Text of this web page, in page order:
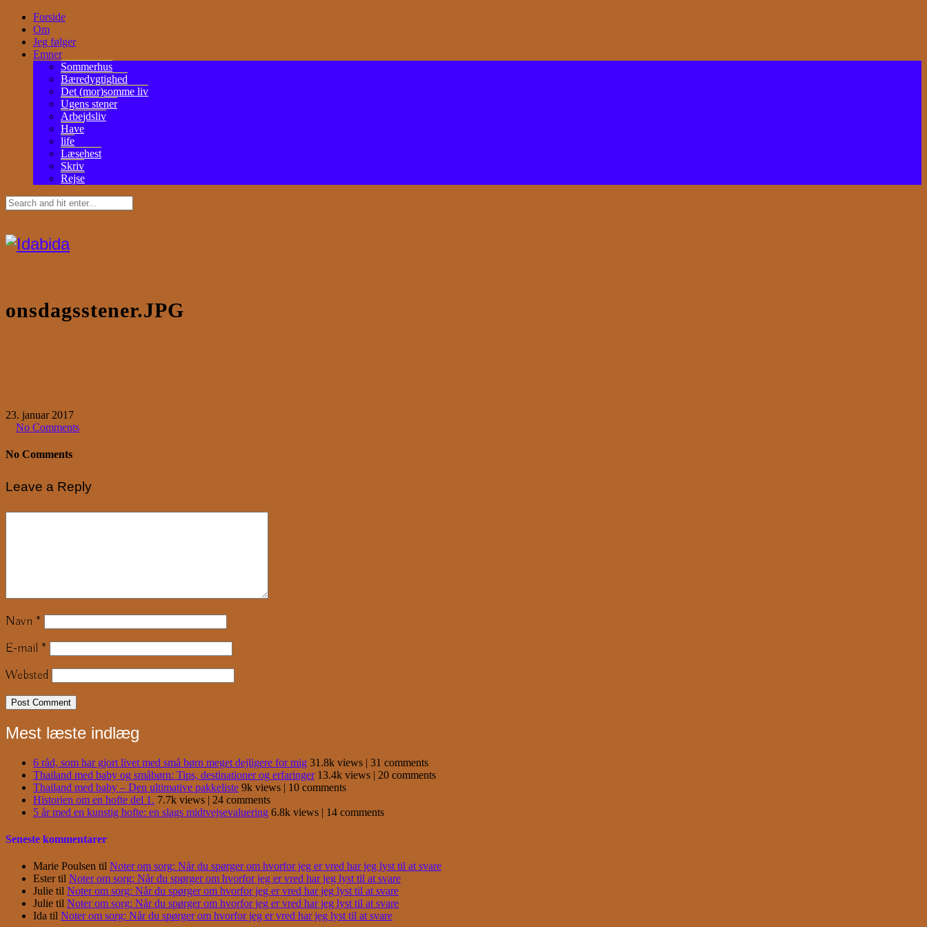
Forside
Om
Jeg følger
Emner
Sommerhus
Bæredygtighed
Det (mor)somme liv
Ugens stener
Arbejdsliv
Have
life
Læsehest
Skriv
Rejse
onsdagsstener.JPG
23. januar 2017
No Comments
No Comments
Leave a Reply
Navn *
E-mail *
Websted
Mest læste indlæg
6 råd, som har gjort livet med små børn meget dejligere for mig 31.8k views | 31 comments
Thailand med baby og småbørn: Tips, destinationer og erfaringer 13.4k views | 20 comments
Thailand med baby – Den ultimative pakkeliste 9k views | 10 comments
Historien om en hofte del 1. 7.7k views | 24 comments
5 år med en kunstig hofte: en slags midtvejsevaluering 6.8k views | 14 comments
Seneste kommentarer
Marie Poulsen til Noter om sorg: Når du spørger om hvorfor jeg er vred har jeg lyst til at svare
Estertil Noter om sorg: Når du spørger om hvorfor jeg er vred har jeg lyst til at svare
Julie til Noter om sorg: Når du spørger om hvorfor jeg er vred har jeg lyst til at svare
Julie til Noter om sorg: Når du spørger om hvorfor jeg er vred har jeg lyst til at svare
Ida til Noter om sorg: Når du spørger om hvorfor jeg er vred har jeg lyst til at svare